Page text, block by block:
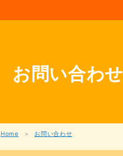
お問い合わせ
Home お問い合わせ